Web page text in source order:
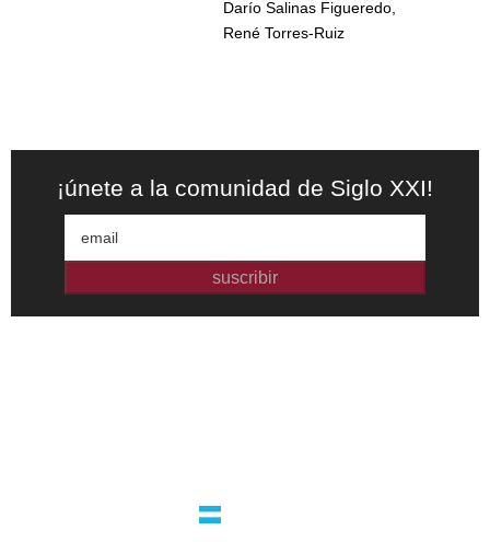
Darío Salinas Figueredo,
René Torres-Ruiz
¡únete a la comunidad de Siglo XXI!
suscribir
argentina